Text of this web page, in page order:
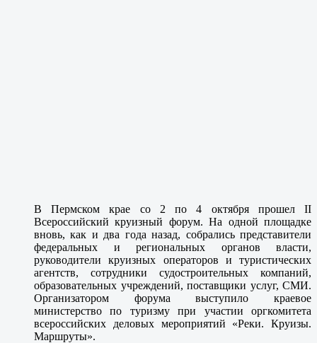
В Пермском крае со 2 по 4 октября прошел II
Всероссийский круизный форум. На одной площадке
вновь, как и два года назад, собрались представители
федеральных и региональных органов власти,
руководители круизных операторов и туристических
агентств, сотрудники судостроительных компаний,
образовательных учреждений, поставщики услуг, СМИ.
Организатором форума выступило краевое
министерство по туризму при участии оргкомитета
всероссийских деловых мероприятий «Реки. Круизы.
Маршруты».